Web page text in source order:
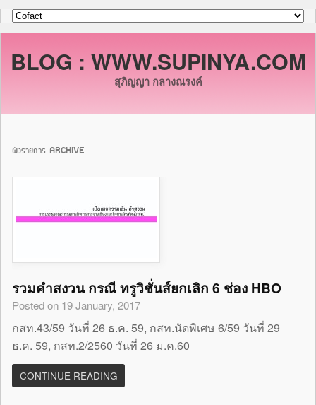
BLOG : WWW.SUPINYA.COM
สุภิญญา กลางณรงค์
ผังรายการ ARCHIVE
รวมคำสงวน กรณี ทรูวิชั่นส์ยกเลิก 6 ช่อง HBO
Posted on 19 January, 2017
กสท.43/59 วันที่ 26 ธ.ค. 59, กสท.นัดพิเศษ 6/59 วันที่ 29
ธ.ค. 59, กสท.2/2560 วันที่ 26 ม.ค.60
CONTINUE READING